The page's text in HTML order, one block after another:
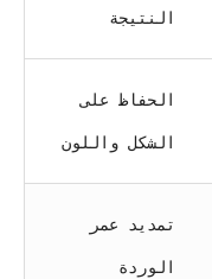
النتيجة
الحفاظ على
الشكل واللون
تمديد عمر
الوردة